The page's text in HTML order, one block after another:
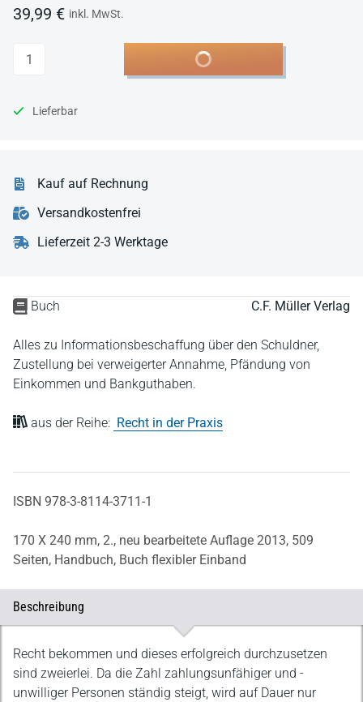
Buch C.F. Müller Verlag
Alles zu Informationsbeschaffung über den Schuldner,
Zustellung bei verweigerter Annahme, Pfändung von
Einkommen und Bankguthaben.
aus der Reihe: Recht in der Praxis
ISBN 978-3-8114-3711-1
170 X 240 mm, 2., neu bearbeitete Auflage 2013, 509
Seiten, Handbuch, Buch flexibler Einband
39,99 € inkl. MwSt.
Anzahl In den Warenkorb
Lieferbar
Kauf auf Rechnung
Versandkostenfrei
Lieferzeit 2-3 Werktage
Beschreibung
Beschreibung
Recht bekommen und dieses erfolgreich durchzusetzen
sind zweierlei. Da die Zahl zahlungsunfähiger und -
unwilliger Personen ständig steigt, wird auf Dauer nur